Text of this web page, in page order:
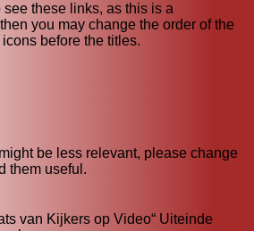
see these links, as this is a
you may change the order of the
before the titles.
be less relevant, please change
them useful.
van Kijkers op Video“ Uiteinde